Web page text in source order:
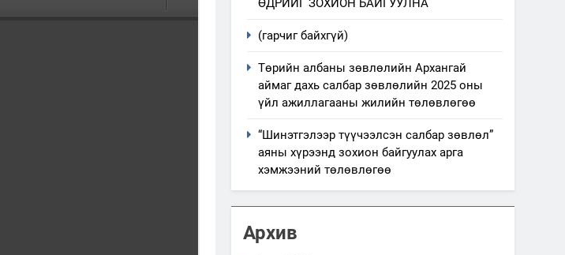
ӨДРИЙГ ЗОХИОН БАЙГУУЛНА
(гарчиг байхгүй)
Төрийн албаны зөвлөлийн Архангай
аймаг дахь салбар зөвлөлийн 2025 оны
үйл ажиллагааны жилийн төлөвлөгөө
“Шинэтгэлээр түүчээлсэн салбар зөвлөл”
аяны хүрээнд зохион байгуулах арга
хэмжээний төлөвлөгөө
Архив